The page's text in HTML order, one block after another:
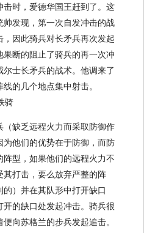
时，爱德华国王赶到了。这
发现，第一次自发冲击的战
因此骑兵对长矛兵再次发起
断的阻止了骑兵的再一次冲
士长矛兵的战术。他调来了
的几个地点集中射击。
缺乏远程火力而采取防御作
他们的优势在于防御，而防
型，如果他们的远程火力不
打击，要么放弃严整的阵
）并在其队形中打开缺口
的缺口处发起冲击。骑兵很
向苏格兰的步兵发起追击。